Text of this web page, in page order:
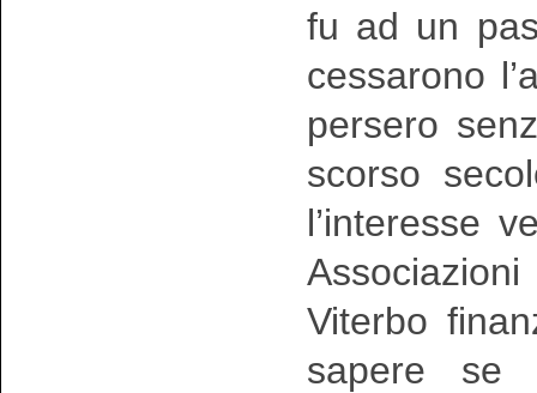
fu ad un
cessarono
persero
scorso
l’interesse
Viterbo
sapere se